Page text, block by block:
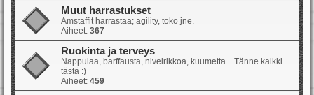
Muut harrastukset
Amstaffit harrastaa; agility, toko jne.
Aiheet: 367
Ruokinta ja terveys
Nappulaa, barffausta, nivelrikkoa, kuumetta... Tänne kaikki
tästä :)
Aiheet: 459